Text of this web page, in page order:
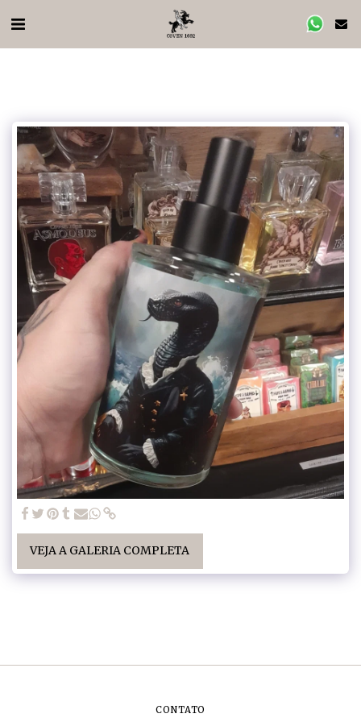
VEJA A GALERIA COMPLETA
CONTATO